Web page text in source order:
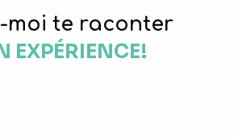
moi te raconter
EXPÉRIENCE!